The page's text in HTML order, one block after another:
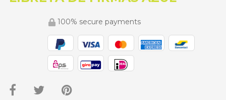
100% secure payments